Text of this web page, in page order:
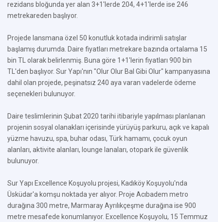
rezidans bloğunda yer alan 3+1'lerde 204, 4+1'lerde ise 246
metrekareden başlıyor.
Projede lansmana özel 50 konutluk kotada indirimli satışlar
başlamış durumda. Daire fiyatları metrekare bazında ortalama 15
bin TL olarak belirlenmiş. Buna göre 1+1'lerin fiyatları 900 bin
TL'den başlıyor. Sur Yapı'nın "Olur Olur Bal Gibi Olur" kampanyasına
dahil olan projede, peşinatsız 240 aya varan vadelerde ödeme
seçenekleri bulunuyor.
Daire teslimlerinin Şubat 2020 tarihi itibariyle yapılması planlanan
projenin sosyal olanakları içerisinde yürüyüş parkuru, açık ve kapalı
yüzme havuzu, spa, buhar odası, Türk hamamı, çocuk oyun
alanları, aktivite alanları, lounge lanaları, otopark ile güvenlik
bulunuyor.
Sur Yapı Excellence Koşuyolu projesi, Kadıköy Koşuyolu'nda
Üsküdar'a komşu noktada yer alıyor. Proje Acıbadem metro
durağına 300 metre, Marmaray Ayrılıkçeşme durağına ise 900
metre mesafede konumlanıyor. Excellence Koşuyolu, 15 Temmuz